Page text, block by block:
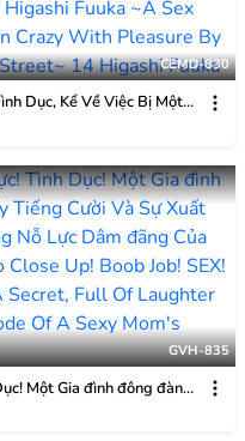
CEMD-830
Dục, Kể Về Việc Bị Một
Làm Cho Phát điên Vì
GVH-835
Một Gia đình đông đàn
Xuất Tinh… Một Tập đặc